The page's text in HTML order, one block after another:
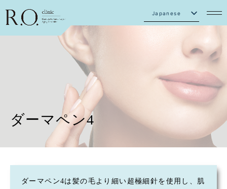
Japanese
ダーマペン4
ダーマペン4は髪の毛より細い超極細針を使用し、肌